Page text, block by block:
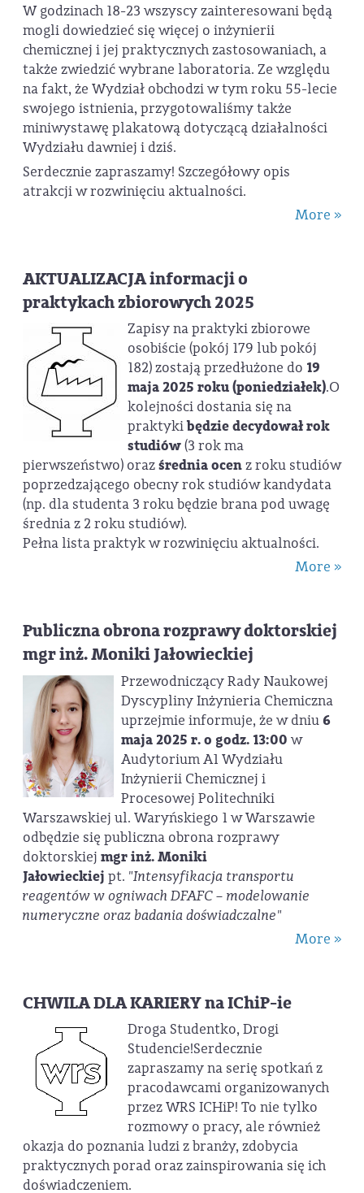
W godzinach 18-23 wszyscy zainteresowani będą
mogli dowiedzieć się więcej o inżynierii
chemicznej i jej praktycznych zastosowaniach, a
także zwiedzić wybrane laboratoria. Ze względu
na fakt, że Wydział obchodzi w tym roku 55-lecie
swojego istnienia, przygotowaliśmy także
miniwystawę plakatową dotyczącą działalności
Wydziału dawniej i dziś.
Serdecznie zapraszamy! Szczegółowy opis
atrakcji w rozwinięciu aktualności.
More »
AKTUALIZACJA informacji o
praktykach zbiorowych 2025
Zapisy na praktyki zbiorowe
osobiście (pokój 179 lub pokój
182) zostają przedłużone do 19
maja 2025 roku (poniedziałek).O
kolejności dostania się na
praktykibędzie decydował rok
studiów(3 rok ma
pierwszeństwo) orazśrednia ocenz roku studiów
poprzedzającego obecny rok studiów kandydata
(np. dla studenta 3 roku będzie brana pod uwagę
średnia z 2 roku studiów).
Pełna lista praktyk w rozwinięciu aktualności.
More »
Publiczna obrona rozprawy doktorskiej
mgr inż. Moniki Jałowieckiej
Przewodniczący Rady Naukowej
Dyscypliny Inżynieria Chemiczna
uprzejmie informuje, że w dniu6
maja 2025 r. o godz. 13:00 w
Audytorium A1 Wydziału
Inżynierii Chemicznej i
Procesowej Politechniki
Warszawskiej ul. Waryńskiego 1 w Warszawie
odbędzie się publiczna obrona rozprawy
doktorskiej mgr inż. Moniki
Jałowieckiej pt. "Intensyfikacja transportu
reagentów w ogniwach DFAFC – modelowanie
numeryczne oraz badania doświadczalne"
More »
CHWILA DLA KARIERY na IChiP-ie
Droga Studentko, Drogi
Studencie!Serdecznie
zapraszamy na serię spotkań z
pracodawcami organizowanych
przez WRS ICHiP! To nie tylko
rozmowy o pracy, ale również
okazja do poznania ludzi z branży, zdobycia
praktycznych porad oraz zainspirowania się ich
doświadczeniem.